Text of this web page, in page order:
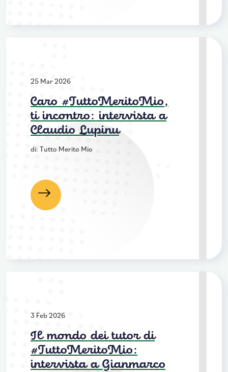
25 Mar 2026
Caro #TuttoMeritoMio,
ti incontro: intervista a
Claudio Lupinu
di: Tutto Merito Mio
Leggi
3 Feb 2026
Il mondo dei tutor di
#TuttoMeritoMio:
intervista a Gianmarco